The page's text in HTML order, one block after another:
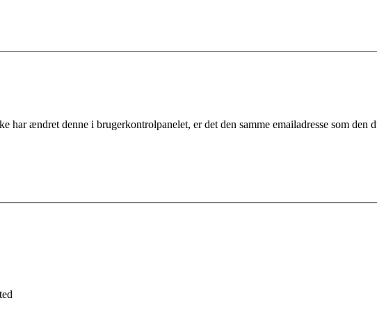
har ændret denne i brugerkontrolpanelet, er det den samme emailadresse som den